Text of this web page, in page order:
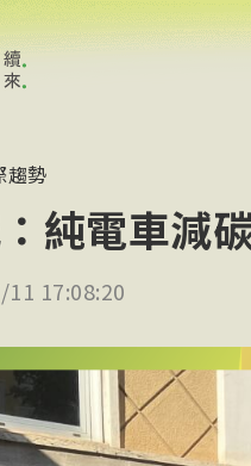
趨勢
純電車減
17:08:20